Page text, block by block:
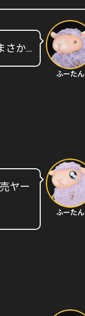
さか…
ふーたん
ヤー
ふーたん